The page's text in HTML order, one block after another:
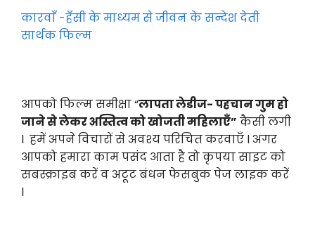
कारवाँ -हँसी के माध्यम से जीवन के सन्देश देती
सार्थक फिल्म
आपको फिल्म समीक्षा “लापता लेडीज- पहचान गुम हो
जाने से लेकर अस्तित्व को खोजती महिलाएँ” कैसी लगी
l हमें अपने विचारों से अवश्य परिचित करवाएँ l अगर
आपको हमारा काम पसंद आता है तो कृपया साइट को
सबस्क्राइब करें व अटूट बंधन फेसबुक पेज लाइक करें
l